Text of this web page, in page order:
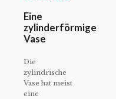
Eine
zylinderförmige
Vase
Die
zylindrische
Vase hat meist
eine